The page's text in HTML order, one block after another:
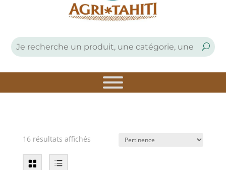
16 résultats affichés